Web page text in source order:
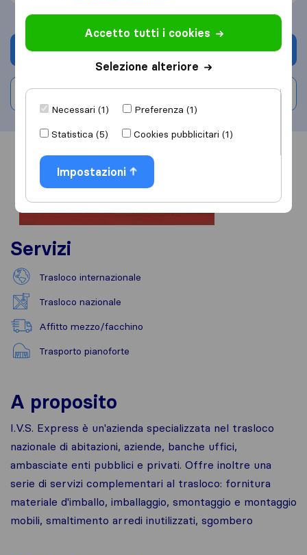
Chiedi preventivo
Informazioni Recensioni
Servizi
Trasloco internazionale
Trasloco nazionale
Affitto mezzo/facchino
Trasporto pianoforte
A proposito
I.V.S. Express è un'azienda specializzata nel trasloco
nazionale di abitazioni, aziende, banche uffici,
ambasciate enti pubblici e privati. Offre inoltre una
serie di servizi complementari al trasloco: fornitura
materiale d'imballo, imballaggio, smontaggio e montaggio
mobili, smaltimento arredi inutilizzati, sgombero
Accetto tutti i cookies
Selezione alteriore
Necessari (1)
Preferenza (1)
Statistica (5)
Cookies pubblicitari (1)
Impostazioni